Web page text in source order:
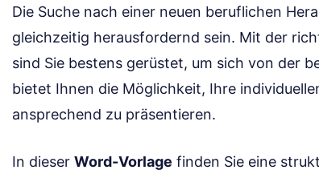
Die Suche nach einer neuen beruflichen
gleichzeitig herausfordernd sein. Mit der
sind Sie bestens gerüstet, um sich von der
bietet Ihnen die Möglichkeit, Ihre
ansprechend zu präsentieren.
In dieser Word-Vorlage finden Sie eine